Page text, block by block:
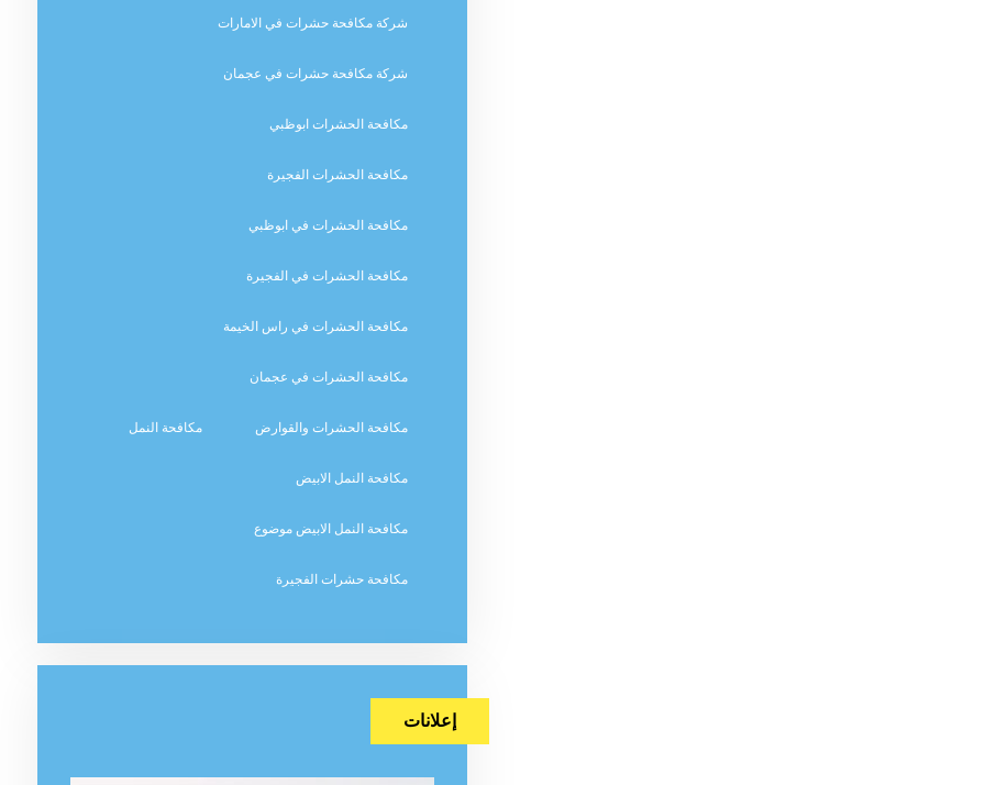
شركة مكافحة حشرات في الامارات
شركة مكافحة حشرات في عجمان
مكافحة الحشرات ابوظبي
مكافحة الحشرات الفجيرة
مكافحة الحشرات في ابوظبي
مكافحة الحشرات في الفجيرة
مكافحة الحشرات في راس الخيمة
مكافحة الحشرات في عجمان
مكافحة الحشرات والقوارض مكافحة النمل
مكافحة النمل الابيض
مكافحة النمل الابيض موضوع
مكافحة حشرات الفجيرة
إعلانات